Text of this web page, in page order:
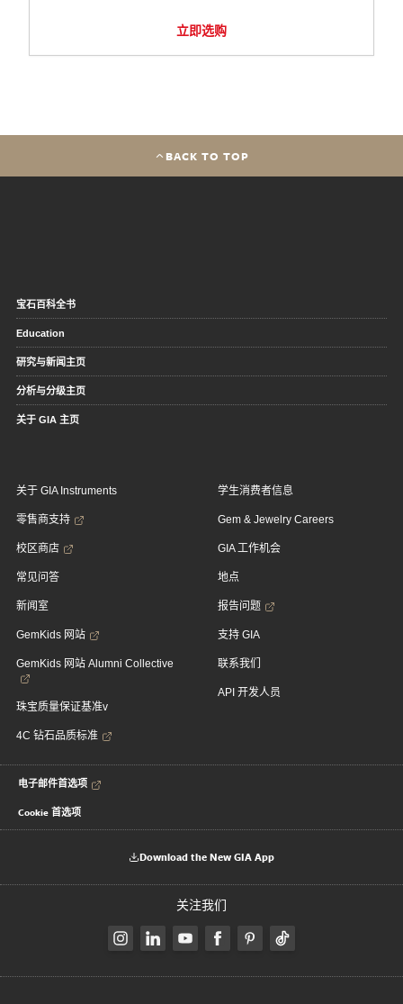
立即选购
BACK TO TOP
宝石百科全书
Education
研究与新闻主页
分析与分级主页
关于 GIA 主页
关于 GIA Instruments
零售商支持
校区商店
常见问答
新闻室
GemKids 网站
GemKids 网站 Alumni Collective
珠宝质量保证基准v
4C 钻石品质标准
学生消费者信息
Gem & Jewelry Careers
GIA 工作机会
地点
报告问题
支持 GIA
联系我们
API 开发人员
电子邮件首选项
Cookie 首选项
Download the New GIA App
关注我们